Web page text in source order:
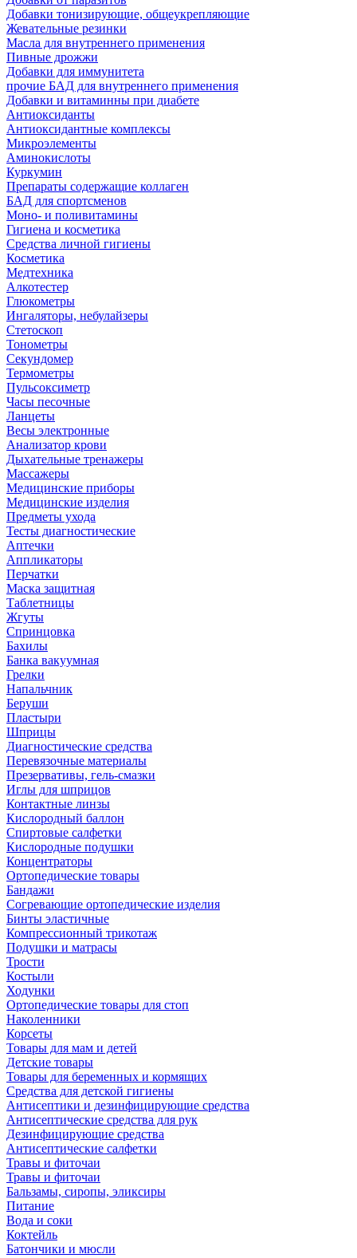
Добавки тонизирующие, общеукрепляющие
Жевательные резинки
Масла для внутреннего применения
Пивные дрожжи
Добавки для иммунитета
прочие БАД для внутреннего применения
Добавки и витаминны при диабете
Антиоксиданты
Антиоксидантные комплексы
Микроэлементы
Аминокислоты
Куркумин
Препараты содержащие коллаген
БАД для спортсменов
Моно- и поливитамины
Гигиена и косметика
Средства личной гигиены
Косметика
Медтехника
Алкотестер
Глюкометры
Ингаляторы, небулайзеры
Стетоскоп
Тонометры
Секундомер
Термометры
Пульсоксиметр
Часы песочные
Ланцеты
Весы электронные
Анализатор крови
Дыхательные тренажеры
Массажеры
Медицинские приборы
Медицинские изделия
Предметы ухода
Тесты диагностические
Аптечки
Аппликаторы
Перчатки
Маска защитная
Таблетницы
Жгуты
Спринцовка
Бахилы
Банка вакуумная
Грелки
Напальчник
Беруши
Пластыри
Шприцы
Диагностические средства
Перевязочные материалы
Презервативы, гель-смазки
Иглы для шприцов
Контактные линзы
Кислородный баллон
Спиртовые салфетки
Кислородные подушки
Концентраторы
Ортопедические товары
Бандажи
Согревающие ортопедические изделия
Бинты эластичные
Компрессионный трикотаж
Подушки и матрасы
Трости
Костыли
Ходунки
Ортопедические товары для стоп
Наколенники
Корсеты
Товары для мам и детей
Детские товары
Товары для беременных и кормящих
Средства для детской гигиены
Антисептики и дезинфицирующие средства
Антисептические средства для рук
Дезинфицирующие средства
Антисептические салфетки
Травы и фиточаи
Травы и фиточаи
Бальзамы, сиропы, эликсиры
Питание
Вода и соки
Коктейль
Батончики и мюсли